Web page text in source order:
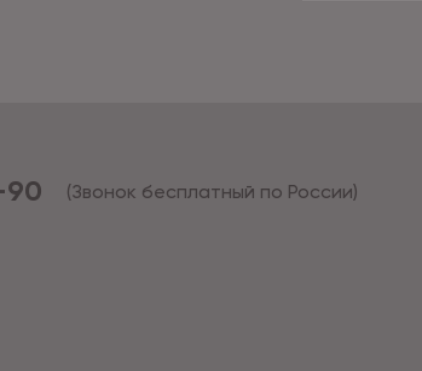
90 (Звонок бесплатный по России)